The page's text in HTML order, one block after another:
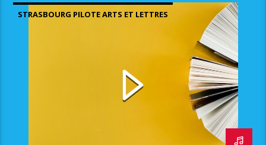
STRASBOURG PILOTE ARTS ET LETTRES